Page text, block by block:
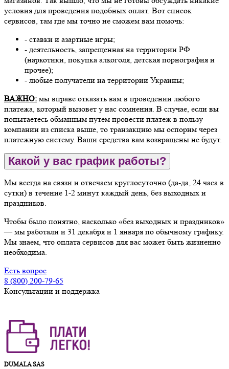
условия для проведения подобных оплат. Вот список
сервисов, там где мы точно не сможем вам помочь:
- ставки и азартные игры;
- деятельность, запрещенная на территории РФ
(наркотики, покупка алкоголя, детская порнография и
прочее);
- любые получатели на территории Украины;
ВАЖНО: мы вправе отказать вам в проведении любого
платежа, который вызовет у нас сомнения. В случае, если вы
попытаетесь обманным путем провести платеж в пользу
компании из списка выше, то транзакцию мы оспорим через
платежную систему. Ваши средства вам возвращены не будут.
Какой у вас график работы?
Мы всегда на связи и отвечаем круглосуточно (да-да, 24 часа в
сутки) в течение 1-2 минут каждый день, без выходных и
праздников.
Чтобы было понятно, насколько «без выходных и праздников»
— мы работали и 31 декабря и 1 января по обычному графику.
Мы знаем, что оплата сервисов для вас может быть жизненно
необходима.
Есть вопрос
8 (800) 200-79-65
Консультации и поддержка
DUMALA SAS